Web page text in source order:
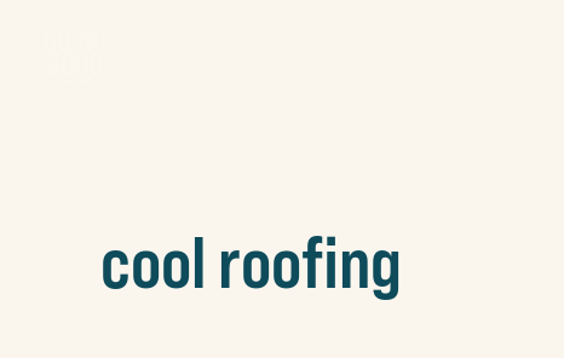
cool roofing